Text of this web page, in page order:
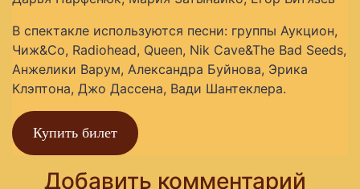
В спектакле используются песни: группы Аукцион,
Чиж&Co, Radiohead, Queen, Nik Cave&The Bad Seeds,
Анжелики Варум, Александра Буйнова, Эрика
Клэптона, Джо Дассена, Вади Шантеклера.
Купить билет
Добавить комментарий